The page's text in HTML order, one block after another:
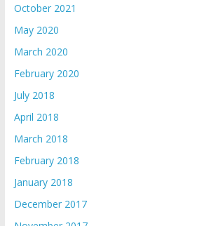
October 2021
May 2020
March 2020
February 2020
July 2018
April 2018
March 2018
February 2018
January 2018
December 2017